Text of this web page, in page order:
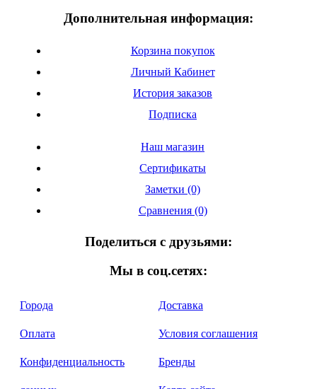
Дополнительная информация:
Корзина покупок
Личный Кабинет
История заказов
Подписка
Наш магазин
Сертификаты
Заметки (0)
Сравнения (0)
Поделиться с друзьями:
Мы в соц.сетях:
Города Доставка
Оплата Условия соглашения
Конфиденциальность Бренды